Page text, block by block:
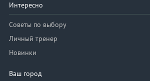
Интересно
Советы по выбору
Личный тренер
Новинки
Ваш город